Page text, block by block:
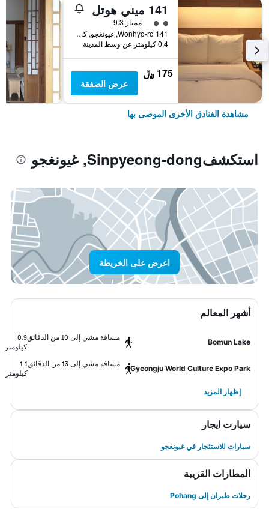
141 ميني هوتل
تقييم فئة 2
ممتاز 9.3
141 Wonhyo-ro, غيونغجو, كوريا الجنوبية
0.4 كيلومتر عن وسط المدينة
175 ﷼
عرض الصفقة
مشاهدة الفنادق الأخرى الموصى بها
استكشفSinpyeong-dong, غيونغجو
اعرض على الخريطة
أشهر المعالم
Bomun Lake
مسافة مشي إلى 10 من الدقائق
0.9
كيلومتر
Gyeongju World Culture Expo Park
مسافة مشي إلى 13 من الدقائق
1.1
كيلومتر
إظهار المزيد
سيارت ايجار
سيارات للاستئجار في غيونغجو
المطارات القريبة
رحلات طيران إلى Pohang